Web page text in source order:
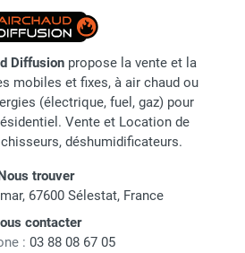
Diffusion propose la vente et la
mobiles et fixes, à air chaud ou
(électrique, fuel, gaz) pour
Vente et Location de
déshumidificateurs.
trouver
67600 Sélestat, France
contacter
: 03 88 08 67 05